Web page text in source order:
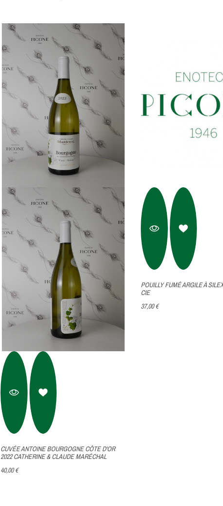
CUVÉE ANTOINE BOURGOGNE CÔTE D'OR
2022 CATHERINE & CLAUDE MARÉCHAL
40,00 €
POUILLY FUMÉ ARGILE À
CIE
37,00 €